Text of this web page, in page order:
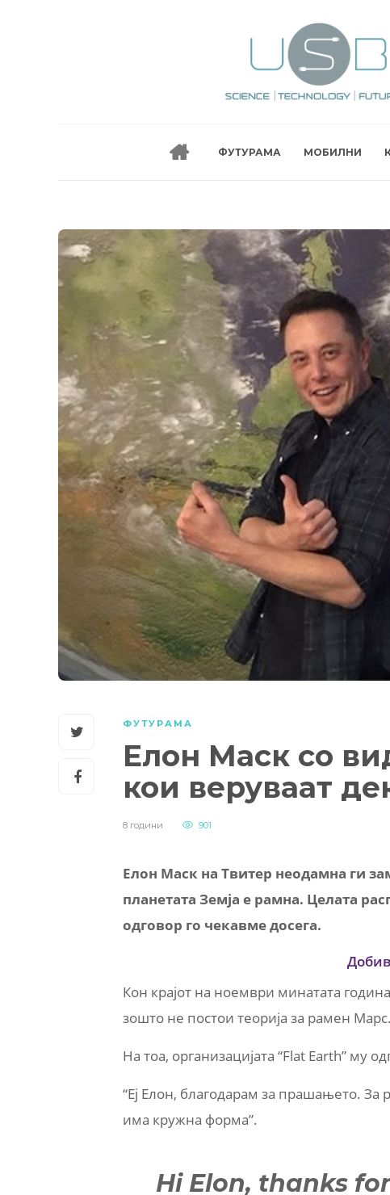
ФУТУРАМА МОБИЛНИ
ФУТУРАМА
Елон Маск со
кои веруваат
8 години 901
Елон Маск на Твитер неодамна ги
планетата Земја е рамна. Целата
одговор го чекавме досега.
Кон крајот на ноември минатата
зошто не постои теорија за рамен Марс.
На тоа, организацијата “Flat Earth” му
“Еј Елон, благодарам за прашањето.
има кружна форма”.
Hi Elon, thanks